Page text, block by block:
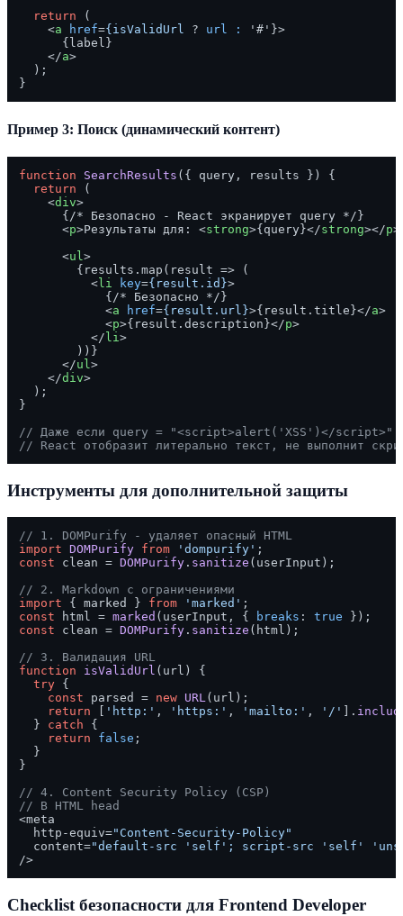
return (
<a href={isValidUrl ? url :
'#'}>
      {label}
</a>
  );
Пример 3: Поиск (динамический контент)
function SearchResults ( { query, results } ) {
return (
<div>
      {/* Безопасно - React экранирует query */}
<p>Результаты для: <strong>{query}</strong></p>
<ul >
        {results.map(result => (
<li key={result.id}>
            {/* Безопасно */}
<a href={result.url}>{result.title}</a>
<p>{result.description}</p>
</ li >
        ))}
</ul >
</div>
  );
}
// Даже если query = "<script>alert('XSS')</script>"
// React отобразит литерально текст, не выполнит
Инструменты для дополнительной защиты
// 1. DOMPurify - удаляет опасный HTML
import DOMPurify from 'dompurify'
const clean = DOMPurify . sanitize (userInput);
// 2. Markdown с ограничениями
import { marked } from 'marked'
const html = marked (userInput, { breaks : true
const clean = DOMPurify . sanitize (html);
// 3. Валидация URL
function
isValidUrl ( url ) {
try {
const parsed = new URL(url);
return
'http:' , 'https:' , 'mailto:' , '/' ].
  }
catch {
return
false ;
  }
}
// 4. Content Security Policy (CSP)
// В HTML head
<meta
  http-equiv=
"Content-Security-Policy"
  content=
"default-src 'self'; script-src 'self'
Checklist безопасности для Frontend Developer